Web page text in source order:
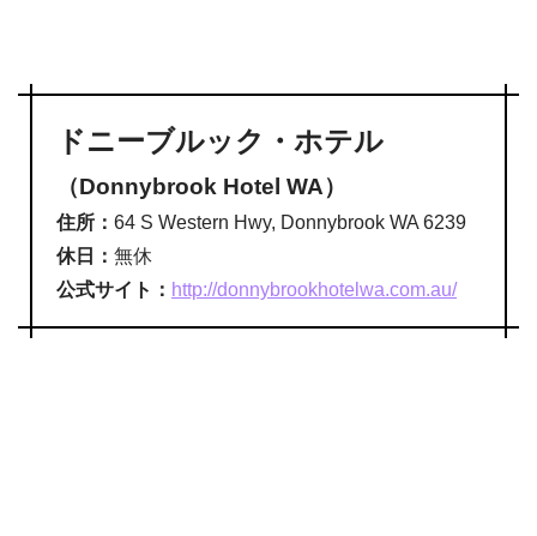
ドニーブルック・ホテル
（Donnybrook Hotel WA）
住所： 64 S Western Hwy, Donnybrook WA 6239
休日： 無休
公式サイト： http://donnybrookhotelwa.com.au/